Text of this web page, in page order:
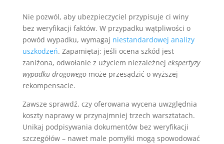
Nie pozwól, aby ubezpieczyciel przypisuje ci winy
bez weryfikacji faktów. W przypadku wątpliwości o
powód wypadku, wymagaj niestandardowej analizy
uszkodzeń. Zapamiętaj: jeśli ocena szkód jest
zaniżona, odwołanie z użyciem niezależnej ekspertyzy
wypadku drogowegomoże przesądzić o wyższej
rekompensacie.
Zawsze sprawdź, czy oferowana wycena uwzględnia
koszty naprawy w przynajmniej trzech warsztatach.
Unikaj podpisywania dokumentów bez weryfikacji
szczegółów – nawet male pomyłki mogą spowodować